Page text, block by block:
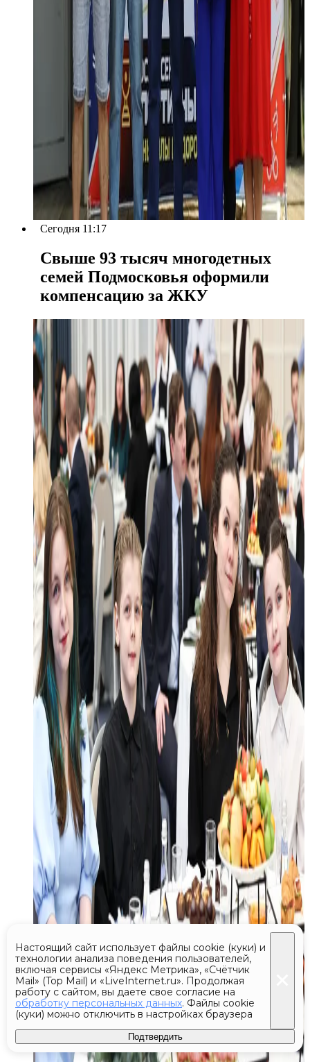
Сегодня 11:17
Свыше 93 тысяч многодетных
семей Подмосковья оформили
компенсацию за ЖКУ
Настоящий сайт использует файлы cookie (куки) и
технологии анализа поведения пользователей,
включая сервисы «Яндекс Метрика», «Счётчик
Mail» (Top Mail) и «LiveInternet.ru». Продолжая
работу с сайтом, вы даете свое согласие на
обработку персональных данных. Файлы cookie
(куки) можно отключить в настройках браузера
Подтвердить